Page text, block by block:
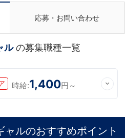
応募・お問い合わせ
ル の募集職種一覧
時給:1,400円～
ルのおすすめポイント